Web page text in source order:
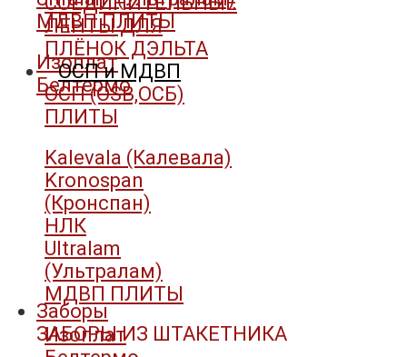
ЛЕНТЫ ДЛЯ
ПЛЁНОК ДЭЛЬТА
ОСП и МДВП
ОСП (OSB,ОСБ)
ПЛИТЫ
Kalevala (Калевала)
Kronospan
(Кронспан)
НЛК
Ultralam
(Ультралам)
МДВП ПЛИТЫ
Изоплат
МДВП ПЛИТЫ
Изоплат
Белтермо
Заборы
ЗАБОРЫ ИЗ ШТАКЕТНИКА